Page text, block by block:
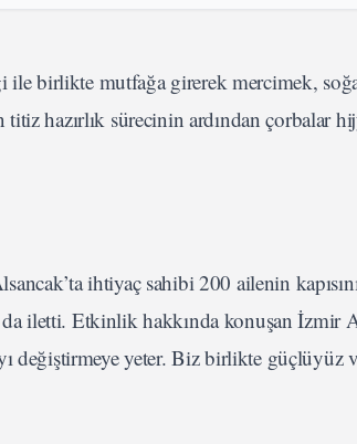
birlikte mutfağa girerek mercimek,
titiz hazırlık sürecinin ardından çorbalar
ihtiyaç sahibi 200 ailenin
da iletti. Etkinlik hakkında konuşan
değiştirmeye yeter. Biz birlikte güçlüyüz